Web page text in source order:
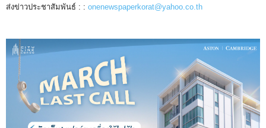
ส่งข่าวประชาสัมพันธ์ : : onenewspaperkorat@yahoo.co.th